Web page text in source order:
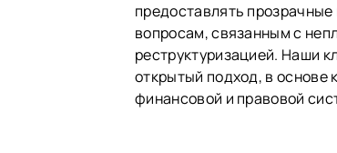
предоставлять
вопросам, связанным с
реструктуризацией. Наши
открытый подход, в основе
финансовой и правовой